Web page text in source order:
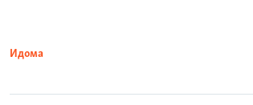
Идома